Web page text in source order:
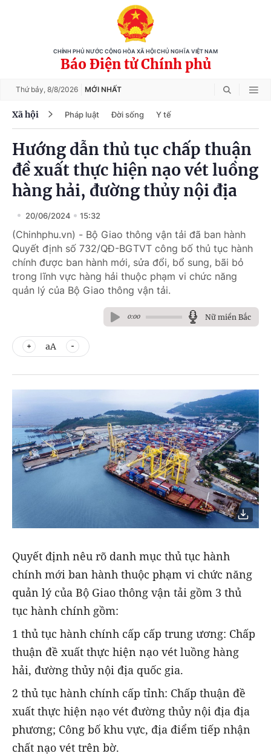
CHÍNH PHỦ NƯỚC CỘNG HÒA XÃ HỘI CHỦ NGHĨA VIỆT NAM
Báo Điện tử Chính phủ
Thứ bảy, 8/8/2026 MỚI NHẤT
Xã hội Pháp luật Đời sống Y tế
Hướng dẫn thủ tục chấp thuận
đề xuất thực hiện nạo vét luồng
hàng hải, đường thủy nội địa
20/06/2024 15:32
(Chinhphu.vn) - Bộ Giao thông vận tải đã ban hành
Quyết định số 732/QĐ-BGTVT công bố thủ tục hành
chính được ban hành mới, sửa đổi, bổ sung, bãi bỏ
trong lĩnh vực hàng hải thuộc phạm vi chức năng
quản lý của Bộ Giao thông vận tải.
0:00 Nữ miền Bắc
aA
Quyết định nêu rõ danh mục thủ tục hành
chính mới ban hành thuộc phạm vi chức năng
quản lý của Bộ Giao thông vận tải gồm 3 thủ
tục hành chính gồm:
1 thủ tục hành chính cấp cấp trung ương: Chấp
thuận đề xuất thực hiện nạo vét luồng hàng
hải, đường thủy nội địa quốc gia.
2 thủ tục hành chính cấp tỉnh: Chấp thuận đề
xuất thực hiện nạo vét đường thủy nội địa địa
phương; Công bố khu vực, địa điểm tiếp nhận
chất nạo vét trên bờ.